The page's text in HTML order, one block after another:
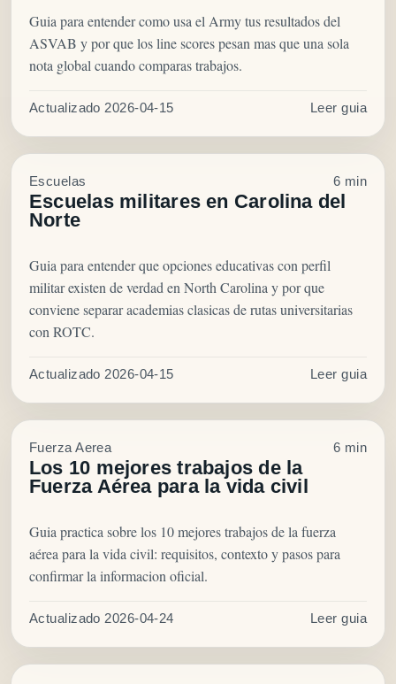
Guia para entender como usa el Army tus resultados del
ASVAB y por que los line scores pesan mas que una sola
nota global cuando comparas trabajos.
Actualizado 2026-04-15 Leer guia
Escuelas 6 min
Escuelas militares en Carolina del
Norte
Guia para entender que opciones educativas con perfil
militar existen de verdad en North Carolina y por que
conviene separar academias clasicas de rutas universitarias
con ROTC.
Actualizado 2026-04-15 Leer guia
Fuerza Aerea 6 min
Los 10 mejores trabajos de la
Fuerza Aérea para la vida civil
Guia practica sobre los 10 mejores trabajos de la fuerza
aérea para la vida civil: requisitos, contexto y pasos para
confirmar la informacion oficial.
Actualizado 2026-04-24 Leer guia